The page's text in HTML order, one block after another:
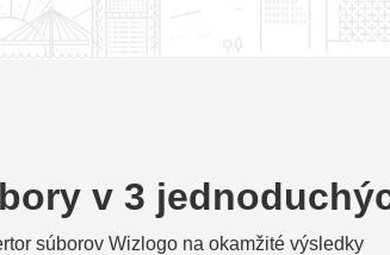
v 3
súborov Wizlogo na okamžité výsledky